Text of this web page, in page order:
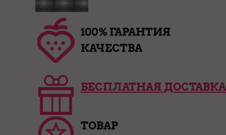
100% ГАРАНТИЯ
КАЧЕСТВА
БЕСПЛАТНАЯ ДОСТАВКА
ТОВАР